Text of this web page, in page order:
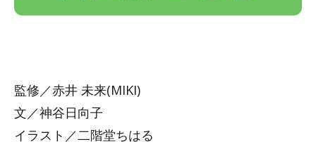
監修／赤井 未来(MIKI)
文／神谷日向子
イラスト／二階堂ちはる